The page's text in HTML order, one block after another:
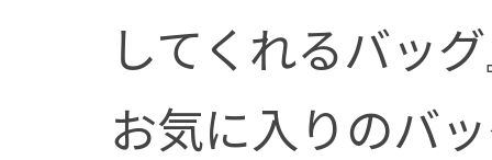
してくれるバッ
お気に入りのバ